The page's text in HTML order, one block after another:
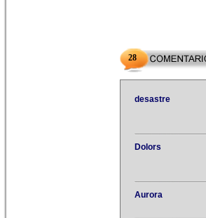
28
desastre
Dolors
Aurora